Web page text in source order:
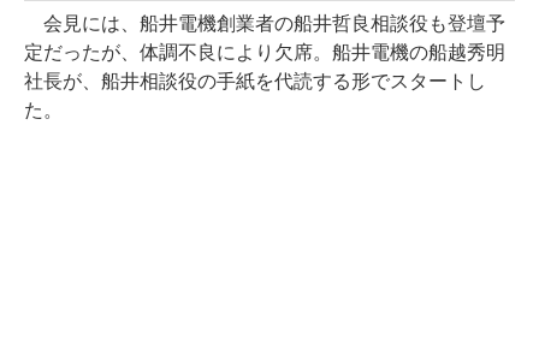
会見には、船井電機創業者の船井哲良相談役も登壇予
定だったが、体調不良により欠席。船井電機の船越秀明
社長が、船井相談役の手紙を代読する形でスタートし
た。